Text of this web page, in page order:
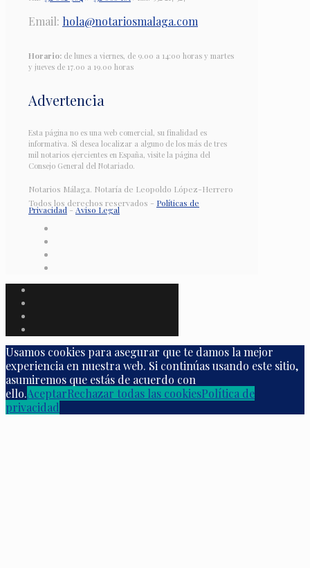
Email: hola@notariosmalaga.com
Horario: de lunes a viernes, de 9.00 a 14:00 horas y martes
y jueves de 17.00 a 19.00 horas
Advertencia
Esta página no es una web comercial, su finalidad es
informativa. Si desea localizar a alguno de los más de tres
mil notarios ejercientes en España, visite la página del
Consejo General del Notariado.
Notarios Málaga. Notaría de Leopoldo López-Herrero
Todos los derechos reservados - Políticas de
Privacidad-Aviso Legal
Usamos cookies para asegurar que te damos la mejor
experiencia en nuestra web. Si continúas usando este sitio,
asumiremos que estás de acuerdo con
ello.AceptarRechazar todas las cookiesPolítica de
privacidad